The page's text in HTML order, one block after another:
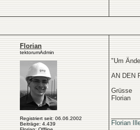
Florian
tektorumAdmin
Registriert seit: 06.06.2002
Beiträge: 4.439
"Um
AN DEN
Grüsse
Florian
Florian